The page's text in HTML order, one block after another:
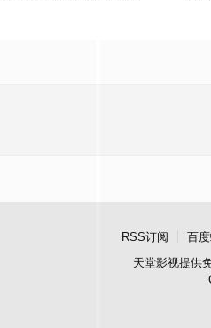
RSS订阅 百
天堂影视提供